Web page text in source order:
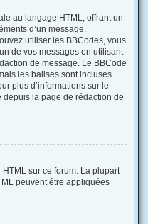
au langage HTML, offrant un
d’un message.
utiliser les BBCodes, vous
de vos messages en utilisant
de message. Le BBCode
les balises sont incluses
plus d’informations sur le
la page de rédaction de
sur ce forum. La plupart
peuvent être appliquées